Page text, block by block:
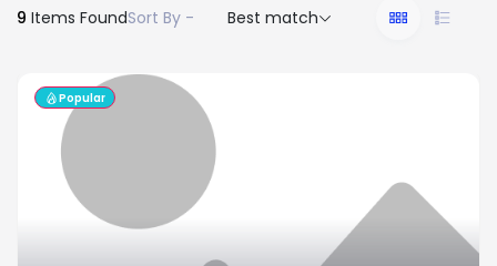
9 Items FoundSort By - Best match
Popular